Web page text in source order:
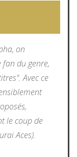
on
du genre,
Avec ce
le coup de
Aces).